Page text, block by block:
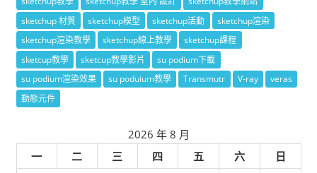
sketchup 材質
sketchup模型 sketchup活動
sketchup渲染
sketchup渲染教學
sketchup線上教學
sketchup課程
sketcup教學
sketcup教學影片
su podium下載
su podium渲染效果
su poduium教學 Transmutr V-ray
veras
動態元件
2026 年 8 月
一
二 三 四 五 六
日